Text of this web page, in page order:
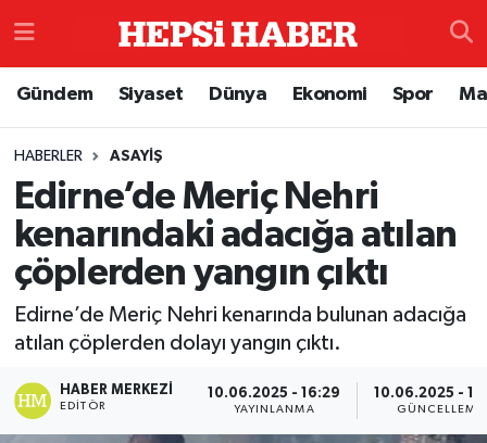
Gündem Siyaset Dünya Ekonomi Spor
HABERLER ASAYIŞ
Edirne’de Meriç Nehri
kenarındaki adacığa atılan
çöplerden yangın çıktı
Edirne’de Meriç Nehri kenarında bulunan adacığa
atılan çöplerden dolayı yangın çıktı.
HABER MERKEZI
EDITÖR
10.06.2025 - 16:29
YAYINLANMA
10.06.2025 -
GÜNCELLEME
Çevre
Dünya
Eğitim
Ekonomi
Genel
İzmir Namaz Vakitleri
İstanbul Trafik Yoğunluk Haritası
Süper Lig Puan Durumu ve Fikstür
Tüm Manşetler
Son Dakika Haberleri